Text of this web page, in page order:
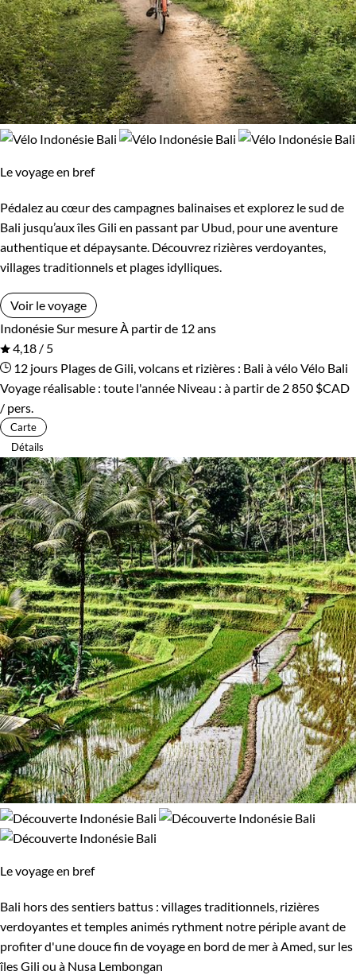
Le voyage en bref
Pédalez au cœur des campagnes balinaises et explorez le sud de
Bali jusqu’aux îles Gili en passant par Ubud, pour une aventure
authentique et dépaysante. Découvrez rizières verdoyantes,
villages traditionnels et plages idylliques.
Voir le voyage
Indonésie Sur mesure À partir de 12 ans
4,18 / 5
12 jours Plages de Gili, volcans et rizières : Bali à véloVélo Bali
Voyage réalisable : toute l'année Niveau : à partir de 2 850 $CAD
/ pers.
Carte
Détails
Le voyage en bref
Bali hors des sentiers battus : villages traditionnels, rizières
verdoyantes et temples animés rythment notre périple avant de
profiter d'une douce fin de voyage en bord de mer à Amed, sur les
îles Gili ou à Nusa Lembongan